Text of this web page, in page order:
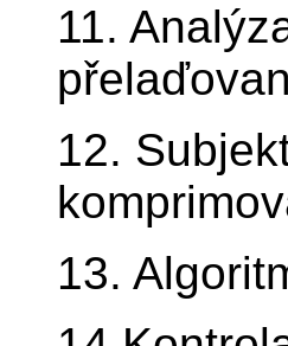
11.
12.
13.